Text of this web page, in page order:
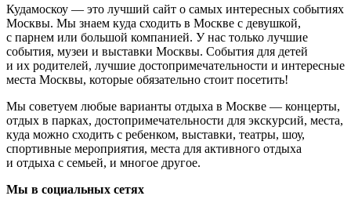
Кудамоскоу — это лучший сайт о самых интересных событиях
Москвы. Мы знаем куда сходить в Москве с девушкой,
с парнем или большой компанией. У нас только лучшие
события, музеи и выставки Москвы. События для детей
и их родителей, лучшие достопримечательности и интересные
места Москвы, которые обязательно стоит посетить!
Мы советуем любые варианты отдыха в Москве — концерты,
отдых в парках, достопримечательности для экскурсий, места,
куда можно сходить с ребенком, выставки, театры, шоу,
спортивные мероприятия, места для активного отдыха
и отдыха с семьей, и многое другое.
Мы в социальных сетях